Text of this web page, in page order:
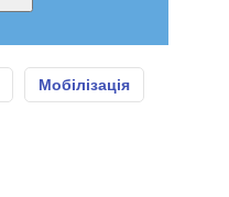
Мобілізація